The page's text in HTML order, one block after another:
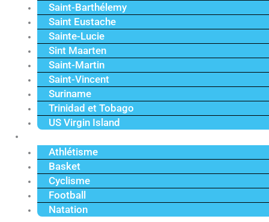
Saint-Barthélemy
Saint Eustache
Sainte-Lucie
Sint Maarten
Saint-Martin
Saint-Vincent
Suriname
Trinidad et Tobago
US Virgin Island
Athlétisme
Basket
Cyclisme
Football
Natation